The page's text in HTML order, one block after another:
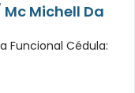
Michell Da
Funcional Cédula: